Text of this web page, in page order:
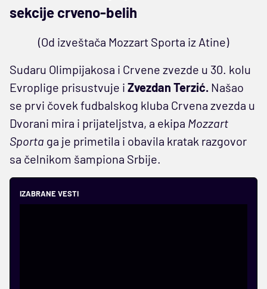
sekcije crveno-belih
(Od izveštača Mozzart Sporta iz Atine)
Sudaru Olimpijakosa i Crvene zvezde u 30. kolu
Evroplige prisustvuje i Zvezdan Terzić. Našao
se prvi čovek fudbalskog kluba Crvena zvezda u
Dvorani mira i prijateljstva, a ekipa Mozzart
Sporta ga je primetila i obavila kratak razgovor
sa čelnikom šampiona Srbije.
IZABRANE VESTI